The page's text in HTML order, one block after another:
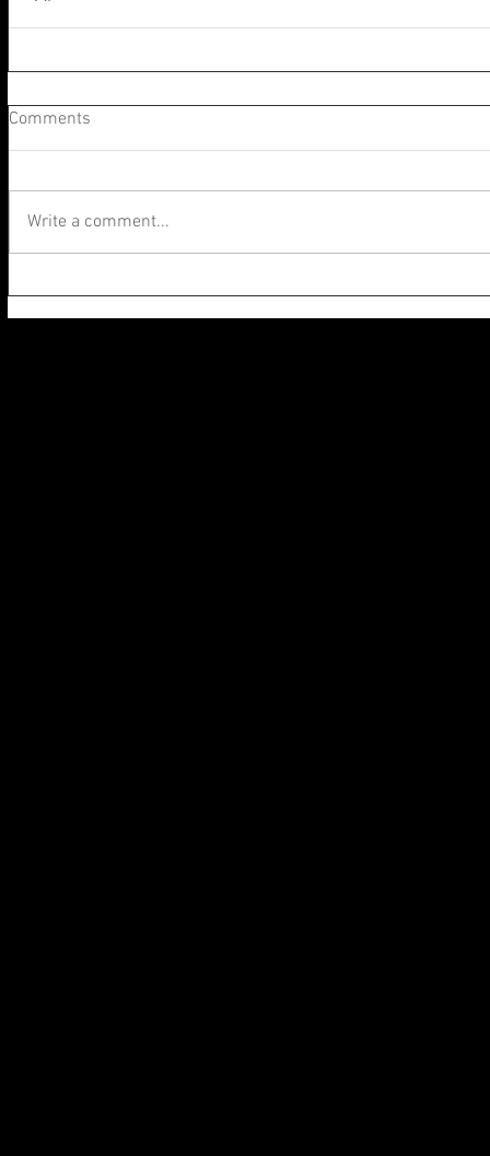
Comments
Write a comment...